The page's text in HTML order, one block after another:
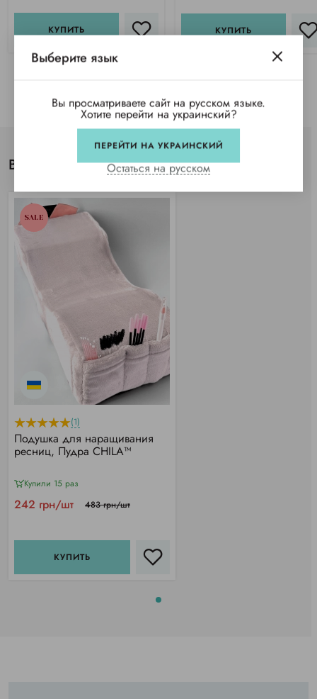
КУПИТЬ КУПИТЬ
Вы просматривали
SALE
(1)
Подушка для наращивания
ресниц, Пудра CHILA™
Купили 15 раз
242 грн/шт 483 грн/шт
КУПИТЬ
Выберите язык
Вы просматриваете сайт на русском языке.
Хотите перейти на украинский?
ПЕРЕЙТИ НА УКРАИНСКИЙ
Остаться на русском